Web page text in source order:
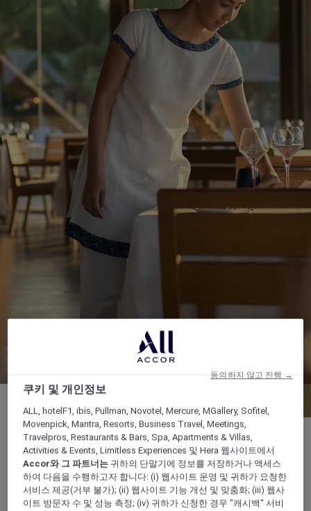
디너: 7:00 pm - 10:00 pm
쿠키 및 개인정보
ALL, hotelF1, ibis, Pullman, Novotel, Mercure, MGallery, Sofitel,
Movenpick, Mantra, Resorts, Business Travel, Meetings,
Travelpros, Restaurants & Bars, Spa, Apartments & Villas,
Activities & Events, Limitless Experiences 및 Hera 웹사이트에서
Accor와 그 파트너는 귀하의 단말기에 정보를 저장하거나 액세스
하여 다음을 수행하고자 합니다: (i) 웹사이트 운영 및 귀하가 요청한
서비스 제공(거부 불가); (ii) 웹사이트 기능 개선 및 맞춤화; (iii) 웹사
이트 방문자 수 및 성능 측정; (iv) 귀하가 신청한 경우 "캐시백" 서비
동의하지 않고 진행 →